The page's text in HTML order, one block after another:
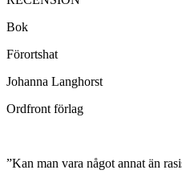
Bok
Förortshat
Johanna Langhorst
Ordfront förlag
”Kan man vara något annat än